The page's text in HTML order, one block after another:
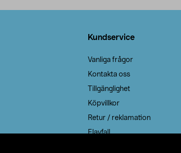
Kundservice
Vanliga frågor
Kontakta oss
Tillgänglighet
Köpvillkor
Retur / reklamation
Elavfall